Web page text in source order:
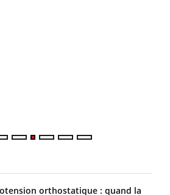
orthostatique : quand la